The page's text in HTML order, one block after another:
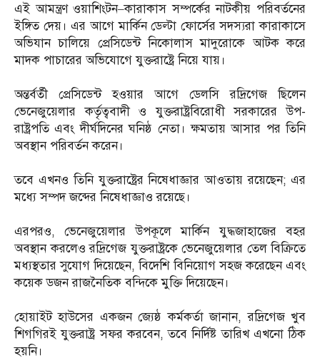
এই আমন্ত্রণ ওয়াশিংটন–কারাকাস সম্পর্কের নাটকীয় পরিবর্তনের
ইঙ্গিত দেয়। এর আগে মার্কিন ডেল্টা ফোর্সের সদস্যরা কারাকাসে
অভিযান চালিয়ে প্রেসিডেন্ট নিকোলাস মাদুরোকে আটক করে
মাদক পাচারের অভিযোগে যুক্তরাষ্ট্রে নিয়ে যায়।
অন্তর্বর্তী প্রেসিডেন্ট হওয়ার আগে ডেলসি রদ্রিগেজ ছিলেন
ভেনেজুয়েলার কর্তৃত্ববাদী ও যুক্তরাষ্ট্রবিরোধী সরকারের উপ-
রাষ্ট্রপতি এবং দীর্ঘদিনের ঘনিষ্ঠ নেতা। ক্ষমতায় আসার পর তিনি
অবস্থান পরিবর্তন করেন।
তবে এখনও তিনি যুক্তরাষ্ট্রের নিষেধাজ্ঞার আওতায় রয়েছেন; এর
মধ্যে সম্পদ জব্দের নিষেধাজ্ঞাও রয়েছে।
এরপরও, ভেনেজুয়েলার উপকূলে মার্কিন যুদ্ধজাহাজের বহর
অবস্থান করলেও রদ্রিগেজ যুক্তরাষ্ট্রকে ভেনেজুয়েলার তেল বিক্রিতে
মধ্যস্থতার সুযোগ দিয়েছেন, বিদেশি বিনিয়োগ সহজ করেছেন এবং
কয়েক ডজন রাজনৈতিক বন্দিকে মুক্তি দিয়েছেন।
হোয়াইট হাউসের একজন জ্যেষ্ঠ কর্মকর্তা জানান, রদ্রিগেজ খুব
শিগগিরই যুক্তরাষ্ট্র সফর করবেন, তবে নির্দিষ্ট তারিখ এখনো ঠিক
হয়নি।